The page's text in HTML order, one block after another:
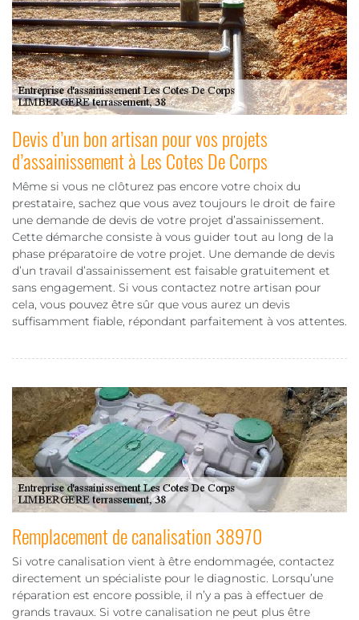
Devis d’un bon artisan pour vos projets
d’assainissement à Les Cotes De Corps
Même si vous ne clôturez pas encore votre choix du
prestataire, sachez que vous avez toujours le droit de faire
une demande de devis de votre projet d’assainissement.
Cette démarche consiste à vous guider tout au long de la
phase préparatoire de votre projet. Une demande de devis
d’un travail d’assainissement est faisable gratuitement et
sans engagement. Si vous contactez notre artisan pour
cela, vous pouvez être sûr que vous aurez un devis
suffisamment fiable, répondant parfaitement à vos attentes.
Remplacement de canalisation 38970
Si votre canalisation vient à être endommagée, contactez
directement un spécialiste pour le diagnostic. Lorsqu’une
réparation est encore possible, il n’y a pas à effectuer de
grands travaux. Si votre canalisation ne peut plus être